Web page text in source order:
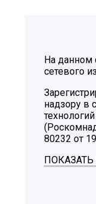
На данном
сетевого
надзору в
80232 от